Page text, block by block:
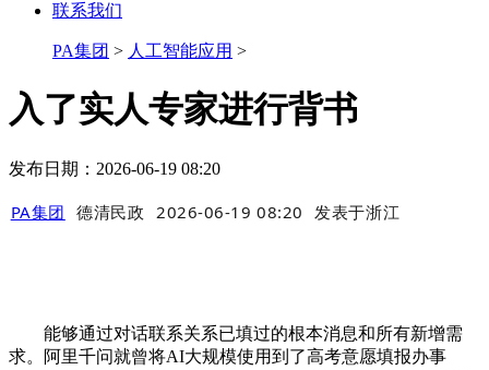
联系我们
PA集团 > 人工智能应用 >
入了实人专家进行背书
发布日期：2026-06-19 08:20
PA集团 德清民政 2026-06-19 08:20 发表于浙江
能够通过对话联系关系已填过的根本消息和所有新增需
求。阿里千问就曾将AI大规模使用到了高考意愿填报办事